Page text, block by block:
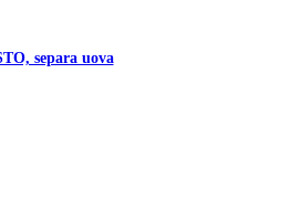
separa uova